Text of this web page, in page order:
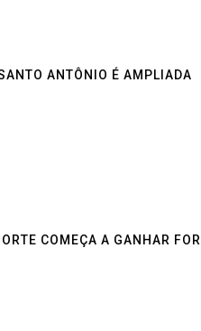
ANTÔNIO É AMPLIADA
COMEÇA A GANHAR